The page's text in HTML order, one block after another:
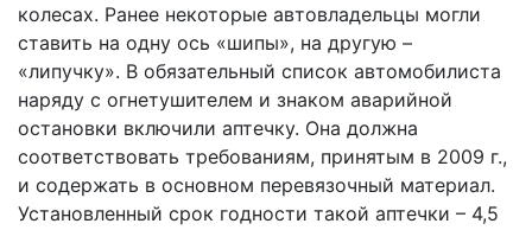
колесах. Ранее некоторые автовладельцы могли
ставить на одну ось «шипы», на другую –
«липучку». В обязательный список автомобилиста
наряду с огнетушителем и знаком аварийной
остановки включили аптечку. Она должна
соответствовать требованиям, принятым в 2009 г.,
и содержать в основном перевязочный материал.
Установленный срок годности такой аптечки – 4,5